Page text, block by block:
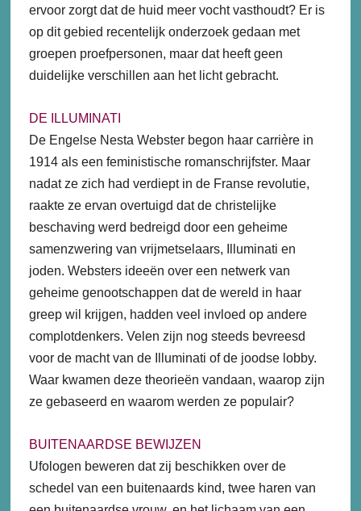
ervoor zorgt dat de huid meer vocht vasthoudt? Er is
op dit gebied recentelijk onderzoek gedaan met
groepen proefpersonen, maar dat heeft geen
duidelijke verschillen aan het licht gebracht.
DE ILLUMINATI
De Engelse Nesta Webster begon haar carrière in
1914 als een feministische romanschrijfster. Maar
nadat ze zich had verdiept in de Franse revolutie,
raakte ze ervan overtuigd dat de christelijke
beschaving werd bedreigd door een geheime
samenzwering van vrijmetselaars, Illuminati en
joden. Websters ideeën over een netwerk van
geheime genootschappen dat de wereld in haar
greep wil krijgen, hadden veel invloed op andere
complotdenkers. Velen zijn nog steeds bevreesd
voor de macht van de Illuminati of de joodse lobby.
Waar kwamen deze theorieën vandaan, waarop zijn
ze gebaseerd en waarom werden ze populair?
BUITENAARDSE BEWIJZEN
Ufologen beweren dat zij beschikken over de
schedel van een buitenaards kind, twee haren van